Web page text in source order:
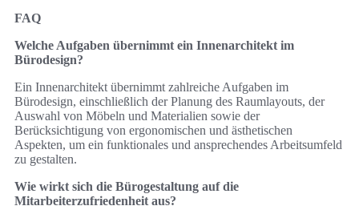
FAQ
Welche Aufgaben übernimmt ein Innenarchitekt im
Bürodesign?
Ein Innenarchitekt übernimmt zahlreiche Aufgaben im
Bürodesign, einschließlich der Planung des Raumlayouts, der
Auswahl von Möbeln und Materialien sowie der
Berücksichtigung von ergonomischen und ästhetischen
Aspekten, um ein funktionales und ansprechendes Arbeitsumfeld
zu gestalten.
Wie wirkt sich die Bürogestaltung auf die
Mitarbeiterzufriedenheit aus?